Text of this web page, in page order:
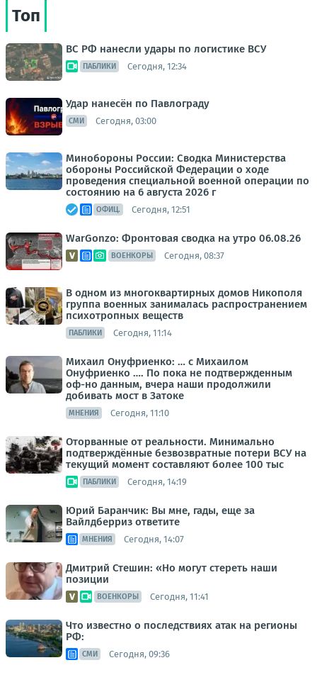
Топ
ВС РФ нанесли удары по логистике ВСУ
ПАБЛИКИ Сегодня, 12:34
Удар нанесён по Павлограду
СМИ Сегодня, 03:00
Минобороны России: Сводка Министерства
обороны Российской Федерации о ходе
проведения специальной военной операции по
состоянию на 6 августа 2026 г
ОФИЦ. Сегодня, 12:51
WarGonzo: Фронтовая сводка на утро 06.08.26
ВОЕНКОРЫ Сегодня, 08:37
В одном из многоквартирных домов Никополя
группа военных занималась распространением
психотропных веществ
ПАБЛИКИ Сегодня, 11:14
Михаил Онуфриенко: … с Михаилом
Онуфриенко …. По пока не подтвержденным
оф-но данным, вчера наши продолжили
добивать мост в Затоке
МНЕНИЯ Сегодня, 11:10
Оторванные от реальности. Минимально
подтверждённые безвозвратные потери ВСУ на
текущий момент составляют более 100 тыс
ПАБЛИКИ Сегодня, 14:19
Юрий Баранчик: Вы мне, гады, еще за
Вайлдберриз ответите
МНЕНИЯ Сегодня, 14:07
Дмитрий Стешин: «Но могут стереть наши
позиции
ВОЕНКОРЫ Сегодня, 11:41
Что известно о последствиях атак на регионы
РФ:
СМИ Сегодня, 09:36